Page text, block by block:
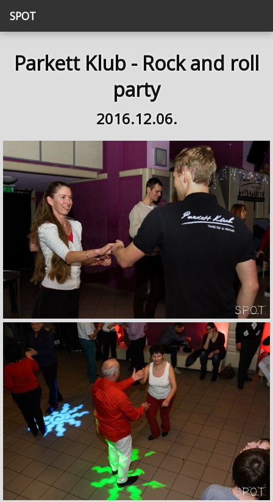
SPOT
Parkett Klub - Rock and roll
party
2016.12.06.